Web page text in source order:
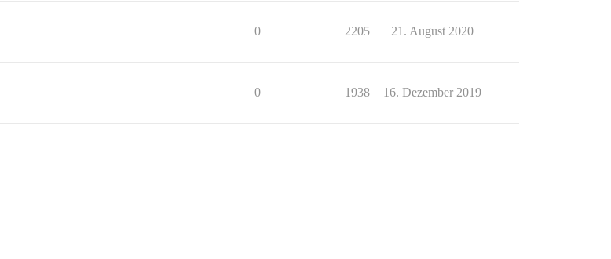
0 2205 21. August 2020
0 1938 16. Dezember 2019